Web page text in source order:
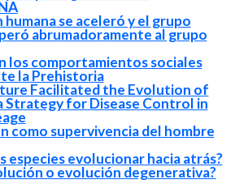
humana se aceleró y el grupo
abrumadoramente al grupo
los comportamientos sociales
la Prehistoria
Facilitated the Evolution of
Strategy for Disease Control in
como supervivencia del hombre
especies evolucionar hacia atrás?
o evolución degenerativa?